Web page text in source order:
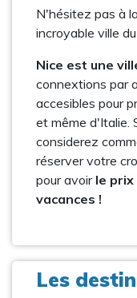
N'hésitez pas à
incroyable ville
Nice est une
connextions par
accesibles pour
et même d'Italie.
considerez
réserver votre
pour avoir le prix
vacances !
Les